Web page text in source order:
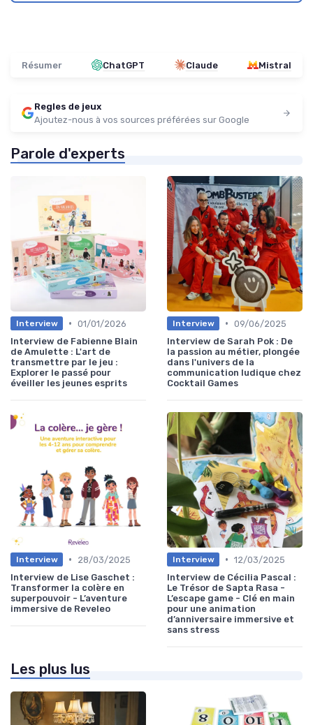
Résumer ChatGPT Claude Mistral
Regles de jeux
Ajoutez-nous à vos sources préférées sur Google
Parole d'experts
Interview • 01/01/2026
Interview de Fabienne Blain
de Amulette : L'art de
transmettre par le jeu :
Explorer le passé pour
éveiller les jeunes esprits
Interview • 09/06/2025
Interview de Sarah Pok : De
la passion au métier, plongée
dans l'univers de la
communication ludique chez
Cocktail Games
Interview •
28/03/2025
Interview de Lise Gaschet :
Transformer la colère en
superpouvoir - L’aventure
immersive de Reveleo
Interview • 12/03/2025
Interview de Cécilia Pascal :
Le Trésor de Sapta Rasa -
L’escape game - Clé en main
pour une animation
d’anniversaire immersive et
sans stress
Les plus lus